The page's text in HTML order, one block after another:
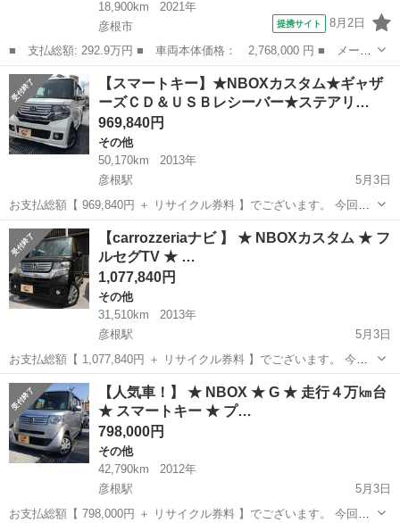
18,900km
2021年
彦根市
提携サイト 8月2日
■ 支払総額: 292.9万円 ■ 車両本体価格： 2,768,000 円 ■ メーカ
ー名： ホンダ ■ 車種名： ヴェゼル ■ グレード名： ｅ：ＨＥ
Ｖ Ｚ 純正９型ナビ バックカメラ アダプティブクルーズ クリ
アランス...
滋賀 彦根市
【スマートキー】★NBOXカスタム★ギャザ
ーズＣＤ＆ＵＳＢレシーバー★ステアリ…
969,840円
その他
50,170km
2013年
彦根駅
5月3日
お支払総額【 969,840円 ＋ リサイクル券料 】でございます。 今回出
品させて頂きます車両は、 「日本にベストな新しいのりものを創造し
たい」という思いを込めた 軽乗用車「N」シリーズの第一弾モデル「N
BOX...
滋賀 彦根市 その他 NBOX
【carrozzeriaナビ 】 ★ NBOXカスタム ★ フ
ルセグTV ★ …
1,077,840円
その他
31,510km
2013年
彦根駅
5月3日
お支払総額【 1,077,840円 ＋ リサイクル券料 】でございます。 今回
出品させて頂きます車両は、 「日本にベストな新しいのりものを創造
したい」という思いを込めた 軽乗用車「N」シリーズの第一弾モデル
「N ...
滋賀 彦根市 彦根駅 その他 Bluetooth
【人気車！】 ★ NBOX ★ G ★ 走行４万㎞台
★ スマートキー ★ プ…
798,000円
その他
42,790km
2012年
彦根駅
5月3日
お支払総額【 798,000円 ＋ リサイクル券料 】でございます。 今回出